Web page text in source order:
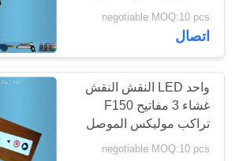
رابط ختم
5مفتاح لوحة المفاتيح
negotiable MOQ:10 pcs
اتصال
واحد LED النقش النقش
غشاء 3 مفاتيح F150
تراكب موليكس الموصل
negotiable MOQ:10 pcs